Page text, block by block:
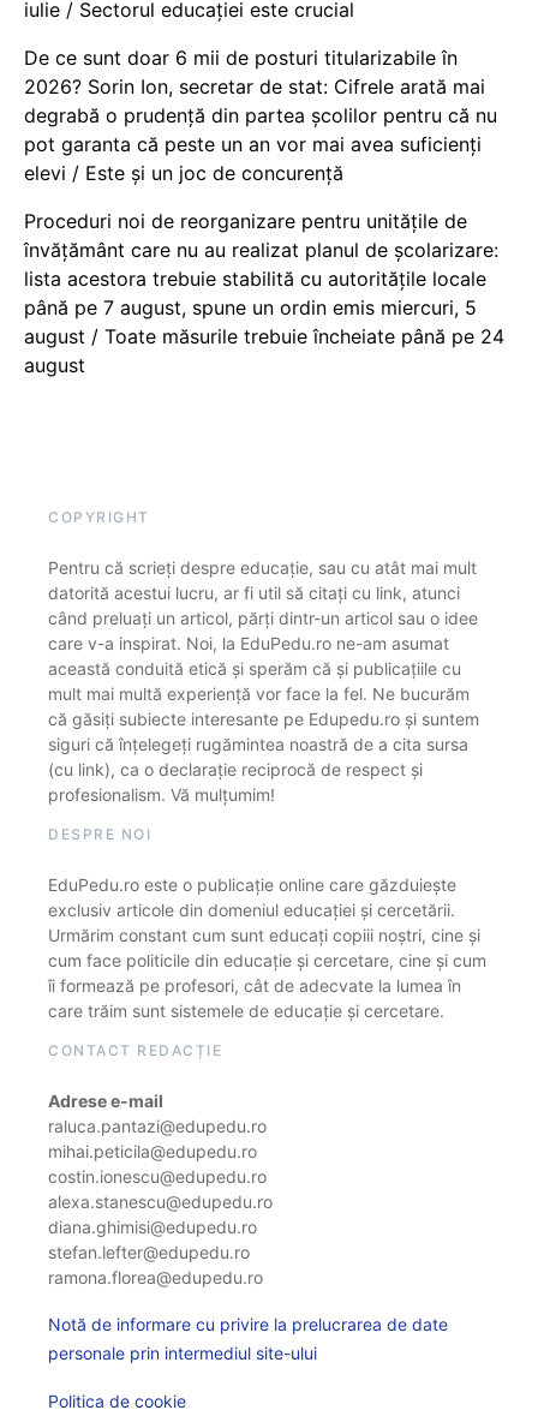
iulie / Sectorul educației este crucial
De ce sunt doar 6 mii de posturi titularizabile în
2026? Sorin Ion, secretar de stat: Cifrele arată mai
degrabă o prudență din partea școlilor pentru că nu
pot garanta că peste un an vor mai avea suficienți
elevi / Este și un joc de concurență
Proceduri noi de reorganizare pentru unitățile de
învățământ care nu au realizat planul de școlarizare:
lista acestora trebuie stabilită cu autoritățile locale
până pe 7 august, spune un ordin emis miercuri, 5
august / Toate măsurile trebuie încheiate până pe 24
august
COPYRIGHT
Pentru că scrieți despre educație, sau cu atât mai mult
datorită acestui lucru, ar fi util să citați cu link, atunci
când preluați un articol, părți dintr-un articol sau o idee
care v-a inspirat. Noi, la EduPedu.ro ne-am asumat
această conduită etică și sperăm că și publicațiile cu
mult mai multă experiență vor face la fel. Ne bucurăm
că găsiți subiecte interesante pe Edupedu.ro și suntem
siguri că înțelegeți rugămintea noastră de a cita sursa
(cu link), ca o declarație reciprocă de respect și
profesionalism. Vă mulțumim!
DESPRE NOI
EduPedu.ro este o publicație online care găzduiește
exclusiv articole din domeniul educației și cercetării.
Urmărim constant cum sunt educați copiii noștri, cine și
cum face politicile din educație și cercetare, cine și cum
îi formează pe profesori, cât de adecvate la lumea în
care trăim sunt sistemele de educație și cercetare.
CONTACT REDACȚIE
Adrese e-mail
raluca.pantazi@edupedu.ro
mihai.peticila@edupedu.ro
costin.ionescu@edupedu.ro
alexa.stanescu@edupedu.ro
diana.ghimisi@edupedu.ro
stefan.lefter@edupedu.ro
ramona.florea@edupedu.ro
Notă de informare cu privire la prelucrarea de date
personale prin intermediul site-ului
Politica de cookie